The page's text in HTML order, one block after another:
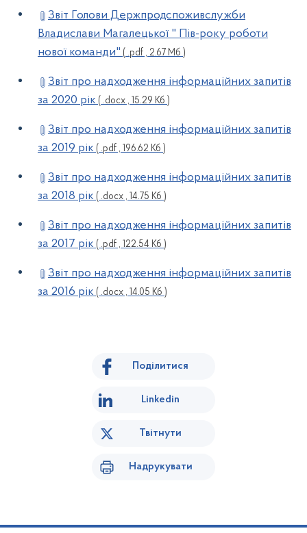
Звіт Голови Держпродспоживслужби
Владислави Магалецької " Пів-року роботи
нової команди" ( .pdf , 2.67 Мб )
Звіт про надходження інформаційних запитів
за 2020 рік ( .docx , 15.29 Кб )
Звіт про надходження інформаційних запитів
за 2019 рік ( .pdf , 196.62 Кб )
Звіт про надходження інформаційних запитів
за 2018 рік ( .docx , 14.75 Кб )
Звіт про надходження інформаційних запитів
за 2017 рік ( .pdf , 122.54 Кб )
Звіт про надходження інформаційних запитів
за 2016 рік ( .docx , 14.05 Кб )
Поділитися
Linkedin
Твітнути
Надрукувати